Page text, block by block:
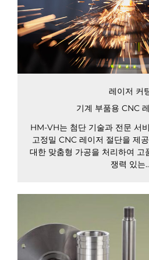
레이저 커
기계 부품용 CNC
HM-VH는 첨단 기술과 전문 서
고정밀 CNC 레이저 절단을 제
대한 맞춤형 가공을 처리하여 고
쟁력 있는